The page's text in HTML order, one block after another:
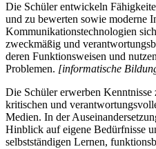
Die Schüler entwickeln
und zu bewerten sowie moderne
Kommunikationstechnologien
zweckmäßig und
deren Funktionsweisen und
Problemen. [informatische
Die Schüler erwerben Kenntnisse
kritischen und
Medien. In der
Hinblick auf eigene Bedürfnisse
selbstständigen Lernen,